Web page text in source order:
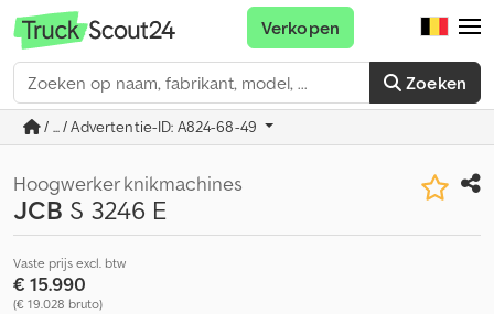
Zoeken
Verkopen
/ ... / Advertentie-ID: A824-68-49
Hoogwerker knikmachines
JCB S 3246 E
Vaste prijs excl. btw
€ 15.990
(€ 19.028 bruto)